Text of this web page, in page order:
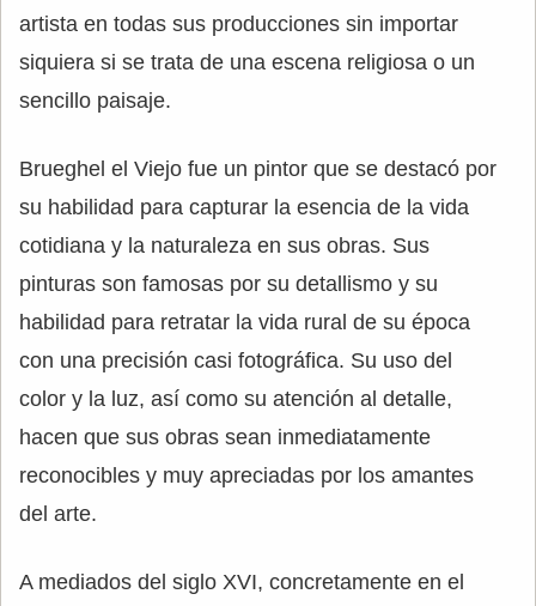
artista en todas sus producciones sin importar
siquiera si se trata de una escena religiosa o un
sencillo paisaje.
Brueghel el Viejo fue un pintor que se destacó por
su habilidad para capturar la esencia de la vida
cotidiana y la naturaleza en sus obras. Sus
pinturas son famosas por su detallismo y su
habilidad para retratar la vida rural de su época
con una precisión casi fotográfica. Su uso del
color y la luz, así como su atención al detalle,
hacen que sus obras sean inmediatamente
reconocibles y muy apreciadas por los amantes
del arte.
A mediados del siglo XVI, concretamente en el